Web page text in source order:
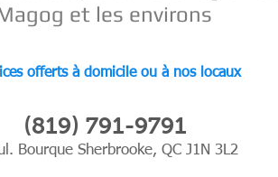
et les environs
offerts à domicile ou à nos locaux
(819) 791-9791
Bourque Sherbrooke, QC J1N 3L2